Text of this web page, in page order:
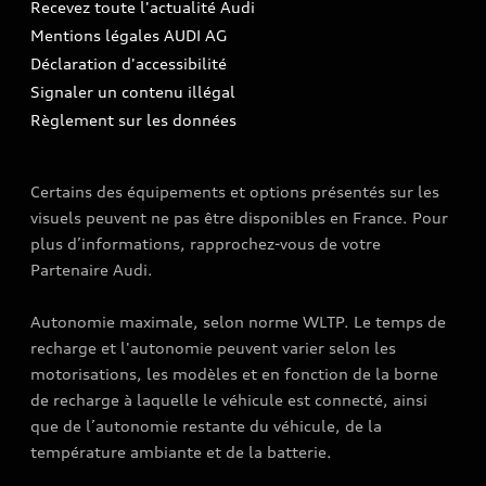
Campagne de rappel Airbag Takata
Mise à jour logiciel
Espace Presse
Recevez toute l'actualité Audi
Mentions légales AUDI AG
Déclaration d'accessibilité
Signaler un contenu illégal
Règlement sur les données
Certains des équipements et options présentés sur les
visuels peuvent ne pas être disponibles en France. Pour
plus d’informations, rapprochez-vous de votre
Partenaire Audi.
Autonomie maximale, selon norme WLTP. Le temps de
recharge et l'autonomie peuvent varier selon les
motorisations, les modèles et en fonction de la borne
de recharge à laquelle le véhicule est connecté, ainsi
que de l’autonomie restante du véhicule, de la
température ambiante et de la batterie.